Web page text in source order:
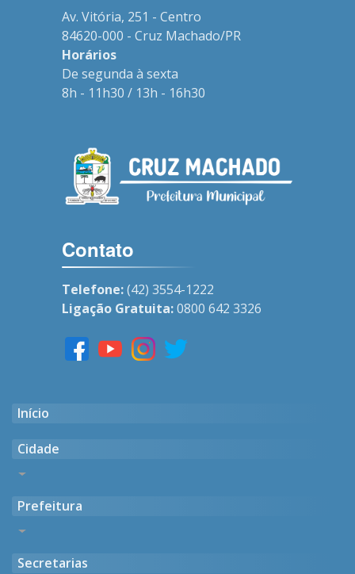
Av. Vitória, 251 - Centro
84620-000 - Cruz Machado/PR
Horários
De segunda à sexta
8h - 11h30 / 13h - 16h30
Contato
Telefone:(42) 3554-1222
Ligação Gratuita:0800 642 3326
Início
Cidade
Gentílico
Casarões Antigos
Símbolos Oficiais
Prefeitura
Secretarias